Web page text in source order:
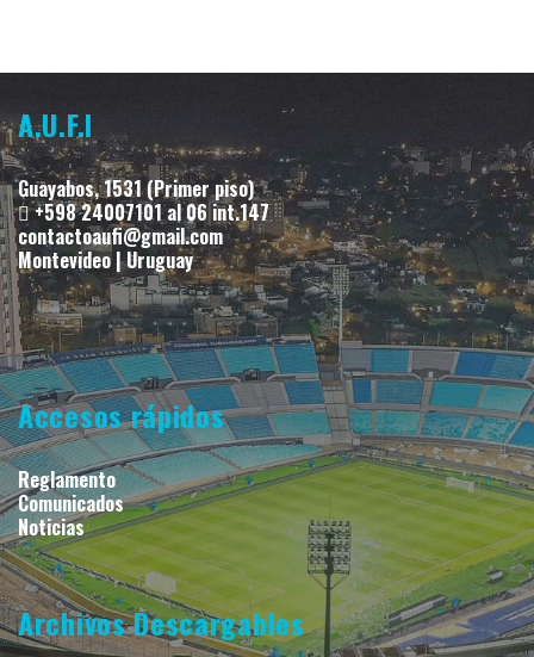
A.U.F.I
Guayabos, 1531 (Primer piso)
+598 24007101 al 06 int.147
contactoaufi@gmail.com
Montevideo | Uruguay
Accesos rápidos
Reglamento
Comunicados
Noticias
Archivos Descargables